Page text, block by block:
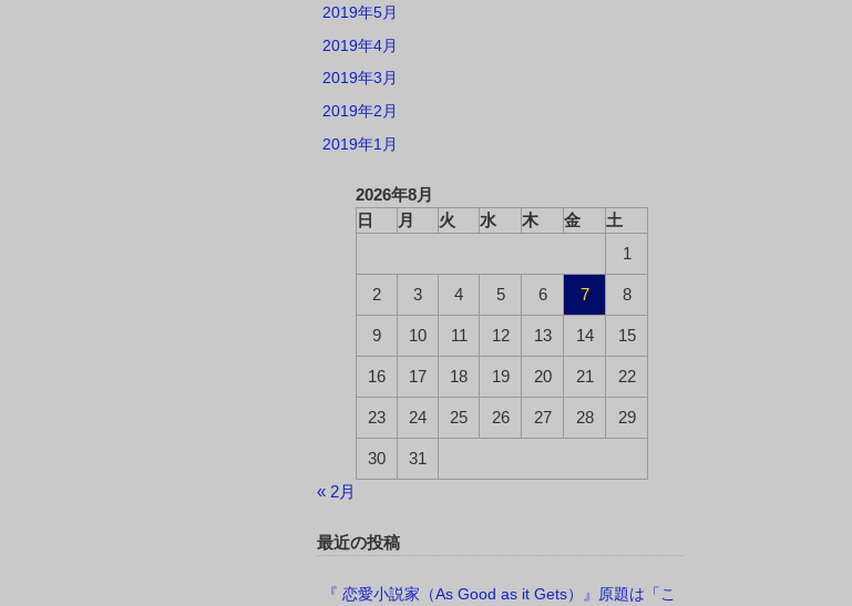
2019年5月
2019年4月
2019年3月
2019年2月
2019年1月
2026年8月
日
月 火 水 木 金
土
1
2 3 4 5 6 7 8
9 10 11 12 13 14 15
16 17 18 19 20 21 22
23 24 25 26 27 28 29
30
31
« 2月
最近の投稿
『 恋愛小説家（As Good as it Gets）』原題は「こ